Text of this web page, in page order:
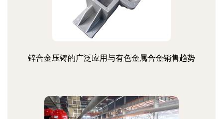
锌合金压铸的广泛应用与有色金属合金销售趋势